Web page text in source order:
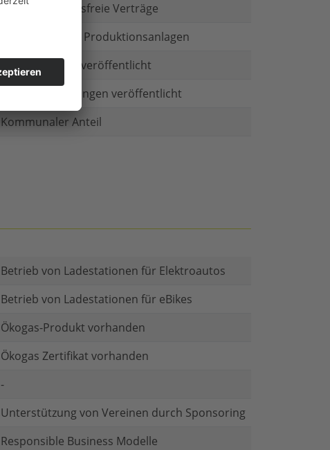
Gibt es Kautionsfreie Verträge
Investitionen in Produktionsanlagen
Geschäftsform veröffentlicht
Firmenbeteiligungen veröffentlicht
Kommunaler Anteil
Betrieb von Ladestationen für Elektroautos
Betrieb von Ladestationen für eBikes
Ökogas-Produkt vorhanden
Ökogas Zertifikat vorhanden
-
Unterstützung von Vereinen durch Sponsoring
Responsible Business Modelle